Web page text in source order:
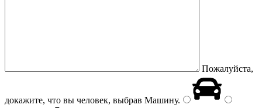
Пожалуйста,
докажите, что вы человек, выбрав Машину.